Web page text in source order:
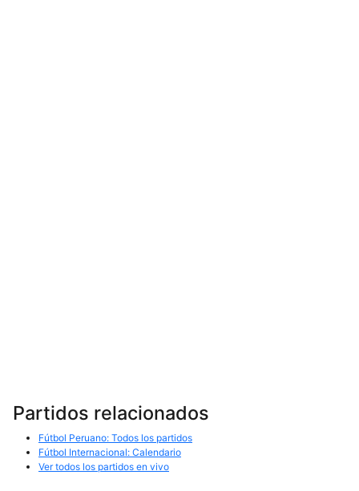
Partidos relacionados
Fútbol Peruano: Todos los partidos
Fútbol Internacional: Calendario
Ver todos los partidos en vivo